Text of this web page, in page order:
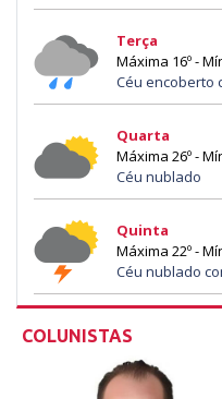
Terça
Máxima 16º -
Céu encoberto
Quarta
Máxima 26º -
Céu nublado
Quinta
Máxima 22º -
Céu nublado
COLUNISTAS